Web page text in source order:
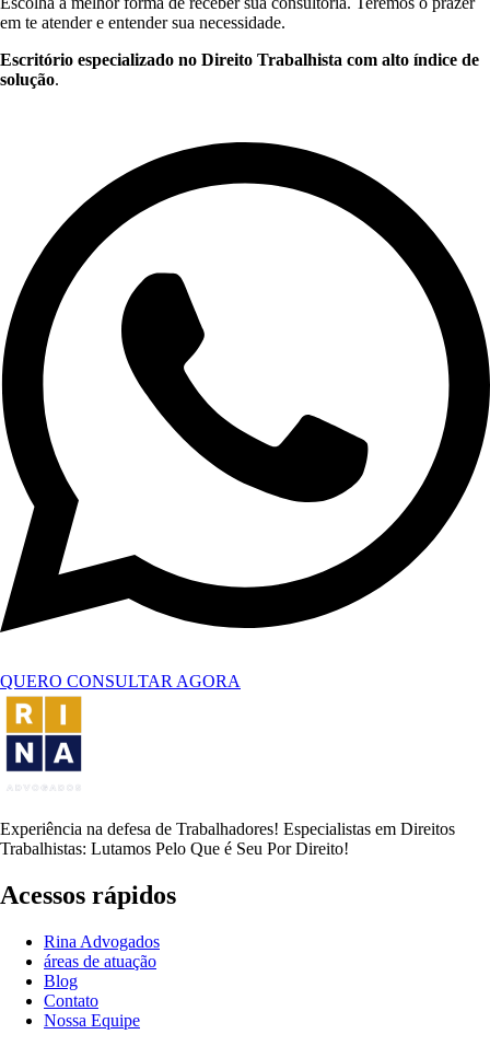
em te atender e entender sua necessidade.
Escritório especializado no Direito Trabalhista com alto índice de
solução.
QUERO CONSULTAR AGORA
Experiência na defesa de Trabalhadores! Especialistas em Direitos
Trabalhistas: Lutamos Pelo Que é Seu Por Direito!
Acessos rápidos
Rina Advogados
áreas de atuação
Blog
Contato
Nossa Equipe